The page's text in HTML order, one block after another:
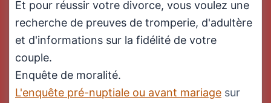
Et pour réussir votre divorce, vous voulez une
recherche de preuves de tromperie, d'adultère
et d'informations sur la fidélité de votre
couple.
Enquête de moralité.
L'enquête pré-nuptiale ou avant mariage sur